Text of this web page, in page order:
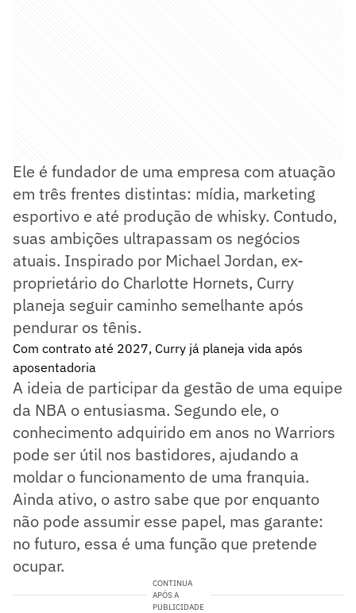
Ele é fundador de uma empresa com atuação
em três frentes distintas: mídia, marketing
esportivo e até produção de whisky. Contudo,
suas ambições ultrapassam os negócios
atuais. Inspirado por Michael Jordan, ex-
proprietário do Charlotte Hornets, Curry
planeja seguir caminho semelhante após
pendurar os tênis.
Com contrato até 2027, Curry já planeja vida após
aposentadoria
A ideia de participar da gestão de uma equipe
da NBA o entusiasma. Segundo ele, o
conhecimento adquirido em anos no Warriors
pode ser útil nos bastidores, ajudando a
moldar o funcionamento de uma franquia.
Ainda ativo, o astro sabe que por enquanto
não pode assumir esse papel, mas garante:
no futuro, essa é uma função que pretende
ocupar.
CONTINUA
APÓS A
PUBLICIDADE